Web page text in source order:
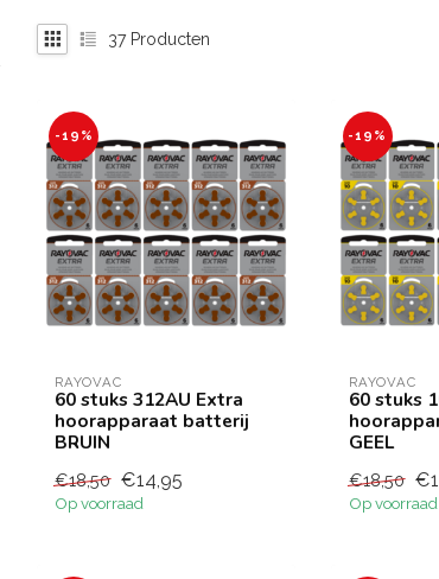
37Producten
-19%
RAYOVAC
60 stuks 312AU Extra
hoorapparaat batterij
BRUIN
€18,50 €14,95
Op voorraad
-19%
RAYOVAC
60 stuks
GEEL
€18,50
Op voorraad